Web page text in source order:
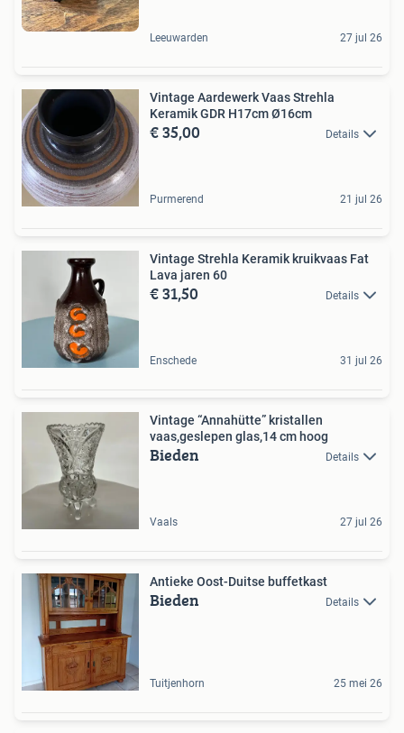
Leeuwarden 27 jul 26
Vintage Aardewerk Vaas Strehla
Keramik GDR H17cm Ø16cm
€ 35,00 Details
Purmerend 21 jul 26
Vintage Strehla Keramik kruikvaas Fat
Lava jaren 60
€ 31,50 Details
Enschede 31 jul 26
Vintage “Annahütte” kristallen
vaas,geslepen glas,14 cm hoog
Bieden Details
Vaals 27 jul 26
Antieke Oost-Duitse buffetkast
Bieden Details
Tuitjenhorn 25 mei 26